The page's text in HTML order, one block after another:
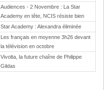
Audiences - 2 Novembre : La Star
Academy en tête, NCIS résiste bien
Star Academy : Alexandra éliminée
Les français en moyenne 3h26 devant
la télévision en octobre
Vivolta, la future chaîne de Philippe
Gildas